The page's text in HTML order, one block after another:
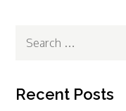
Search
Recent Posts